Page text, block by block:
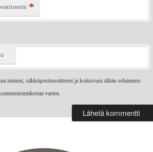
*
nimeni, sähköpostiosoitteeni ja kotisivuni tähän selaimeen
varten.